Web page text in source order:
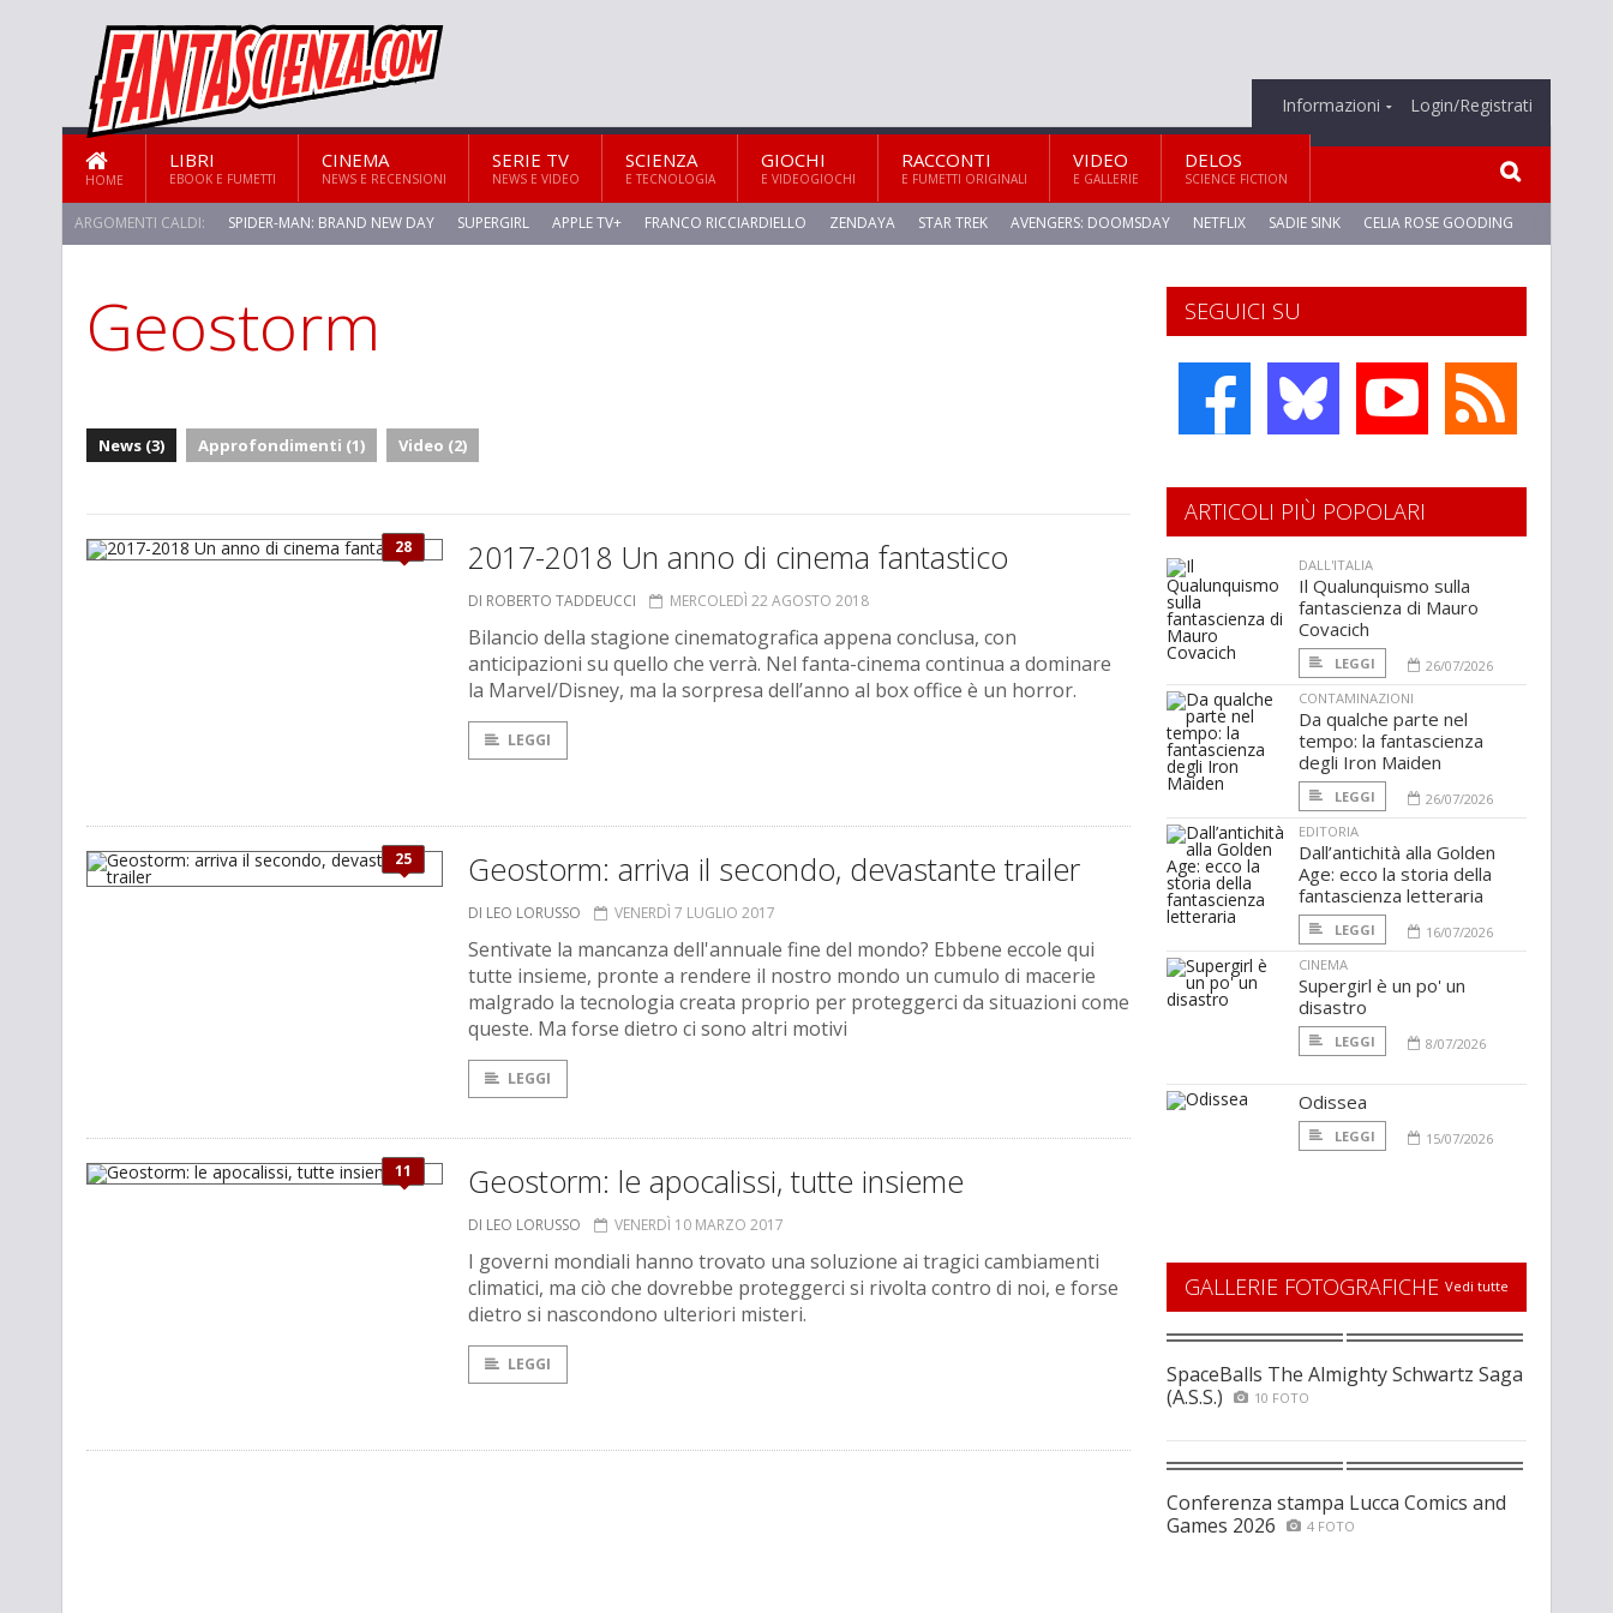
Informazioni Login/Registrati
HOME
LIBRI
EBOOK E FUMETTI
CINEMA
NEWS E RECENSIONI
SERIE TV
NEWS E VIDEO
SCIENZA
E TECNOLOGIA
GIOCHI
E VIDEOGIOCHI
RACCONTI
E FUMETTI ORIGINALI
VIDEO
E GALLERIE
DELOS
SCIENCE FICTION
ARGOMENTI CALDI: SPIDER-MAN: BRAND NEW DAY SUPERGIRL APPLE TV+ FRANCO RICCIARDIELLO ZENDAYA STAR TREK AVENGERS: DOOMSDAY NETFLIX SADIE SINK CELIA ROSE GOODING
Geostorm
News (3) Approfondimenti (1) Video (2)
28 2017-2018 Un anno di cinema fantastico
DI ROBERTO TADDEUCCI MERCOLEDÌ 22 AGOSTO 2018
Bilancio della stagione cinematografica appena conclusa, con
anticipazioni su quello che verrà. Nel fanta-cinema continua a dominare
la Marvel/Disney, ma la sorpresa dell’anno al box office è un horror.
LEGGI
25 Geostorm: arriva il secondo, devastante trailer
DI LEO LORUSSO VENERDÌ 7 LUGLIO 2017
Sentivate la mancanza dell'annuale fine del mondo? Ebbene eccole qui
tutte insieme, pronte a rendere il nostro mondo un cumulo di macerie
malgrado la tecnologia creata proprio per proteggerci da situazioni come
queste. Ma forse dietro ci sono altri motivi
LEGGI
11 Geostorm: le apocalissi, tutte insieme
DI LEO LORUSSO VENERDÌ 10 MARZO 2017
I governi mondiali hanno trovato una soluzione ai tragici cambiamenti
climatici, ma ciò che dovrebbe proteggerci si rivolta contro di noi, e forse
dietro si nascondono ulteriori misteri.
LEGGI
SEGUICI SU
ARTICOLI PIÙ POPOLARI
DALL'ITALIA
Il Qualunquismo sulla
fantascienza di Mauro
Covacich
LEGGI
26/07/2026
CONTAMINAZIONI
Da qualche parte nel
tempo: la fantascienza
degli Iron Maiden
LEGGI
26/07/2026
EDITORIA
Dall’antichità alla Golden
Age: ecco la storia della
fantascienza letteraria
LEGGI
16/07/2026
CINEMA
Supergirl è un po' un
disastro
LEGGI 8/07/2026
Odissea
LEGGI 15/07/2026
GALLERIE FOTOGRAFICHE Vedi tutte
SpaceBalls The Almighty Schwartz Saga
(A.S.S.)
10 FOTO
Conferenza stampa Lucca Comics and
Games 2026
4 FOTO